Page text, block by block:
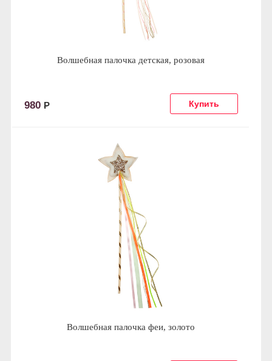
Волшебная палочка детская, розовая
980 Р
Волшебная палочка феи, золото